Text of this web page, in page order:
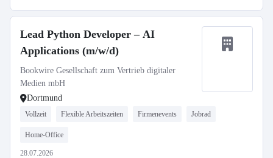
Lead Python Developer – AI
Applications (m/w/d)
Bookwire Gesellschaft zum Vertrieb digitaler
Medien mbH
Dortmund
Vollzeit Flexible Arbeitszeiten Firmenevents Jobrad
Home-Office
28.07.2026